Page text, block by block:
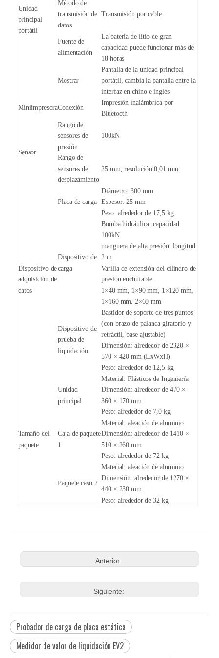
Unidad
principal
portátil
Método de
transmisión de
datos
Transmisión por cable
Fuente de
alimentación
La batería de litio de gran
capacidad puede funcionar más de
18 horas
Mostrar
Pantalla de la unidad principal
portátil, cambia la pantalla entre la
interfaz en chino e inglés
MiniimpresoraConexión
Impresión inalámbrica por
Bluetooth
Sensor
Rango de
sensores de
presión
100kN
Rango de
sensores de
desplazamiento
25 mm, resolución 0,01 mm
Dispositivo de
adquisición de
datos
Placa de carga
Diámetro: 300 mm
Espesor: 25 mm
Peso: alrededor de 17,5 kg
Dispositivo de
carga
Bomba hidráulica: capacidad
100kN
manguera de alta presión: longitud
2 m
Varilla de extensión del cilindro de
presión enchufable:
1×40 mm, 1×90 mm, 1×120 mm,
1×160 mm, 2×60 mm
Dispositivo de
prueba de
liquidación
Bastidor de soporte de tres puntos
(con brazo de palanca giratorio y
retráctil, base ajustable)
Dimensión: alrededor de 2320 ×
570 × 420 mm (LxWxH)
Peso: alrededor de 12,5 kg
Tamaño del
paquete
Unidad
principal
Material: Plásticos de Ingeniería
Dimensión: alrededor de 470 ×
360 × 170 mm
Peso: alrededor de 7,0 kg
Caja de paquete
1
Material: aleación de aluminio
Dimensión: alrededor de 1410 ×
510 × 260 mm
Peso: alrededor de 72 kg
Paquete caso 2
Material: aleación de aluminio
Dimensión: alrededor de 1270 ×
440 × 230 mm
Peso: alrededor de 32 kg
Anterior:
Siguiente:
Probador de carga de placa estática
Medidor de valor de liquidación EV2